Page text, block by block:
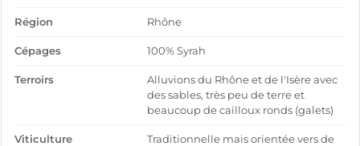
Région Rhône
Cépages 100% Syrah
Terroirs
Alluvions du Rhône et de l'Isère avec
des sables, très peu de terre et
beaucoup de cailloux ronds (galets)
Viticulture
Traditionnelle mais orientée vers de